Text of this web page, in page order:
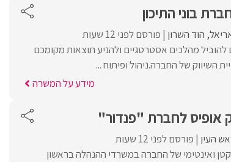
בוני התיכון
הוד השרון פורסם לפני 12 שעות
להוביל מהלכים אסטרטגיים ולהניע תוצאות מקומכם
השיווק של החברה.ניהול ופיתוח ...
מידע על המשרה
אופיס לחברת "פנדור"
העין פורסם לפני 12 שעות
ואינטימי של החברה במשרדי ההנהלה בראשון